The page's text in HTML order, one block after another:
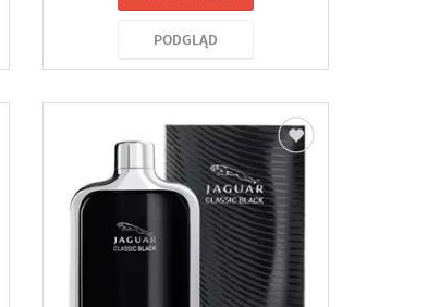
PODGLĄD